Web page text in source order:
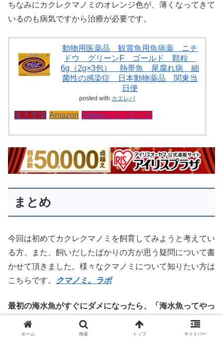
ちなみにカクレクマノミのオレンジ色が、薄くなってきて
いるのも病気ですから治療が必要です。
動物用医薬品 観賞魚用魚病薬 ニチ
ドウ グリーンF ゴールド 顆粒
6g（2g×3包） 熱帯魚 尾腐れ病 細
菌性の感染症 日本動物薬品 関東当
日便
posted with カエレバ
楽天市場 Amazon Yahooショッピング
まとめ
今回は初めてカクレクマノミを飼育してみようと考えてい
る方、また、飼いだしたばかりの方が思う疑問について書
かせて頂きました。様々なクマノミについて知りたい方は
こちらです。
クマノミ。ラボ
最初の海水魚がすぐにダメになったら、「海水魚ってやっ
ぱり難しいんだ」ってなってしまいますもんね海水魚に
は、カクレクマノミ以外にも魅力的で綺麗なものが、本当
ホーム 検索 トップ サイドバー